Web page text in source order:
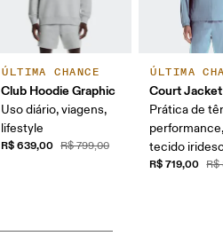
ÚLTIMA CHANCE
Club Hoodie Graphic
Uso diário, viagens,
lifestyle
R$ 639,00 R$ 799,00
ÚLTIMA
Court Jacket
Prática de
tecido
R$ 719,00 R$